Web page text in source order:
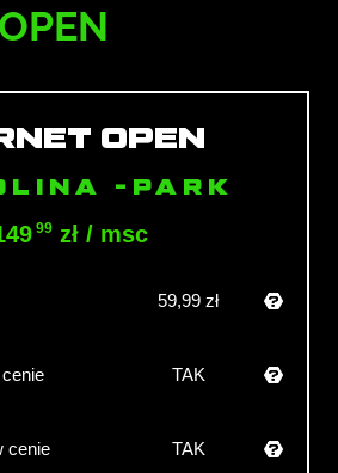
OPEN
-PARK
99zł / msc
59,99 zł
TAK
cenie TAK